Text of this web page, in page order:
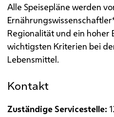
Alle Speisepläne werden
Regionalität und ein hoher
wichtigsten Kriterien bei
Lebensmittel.
Kontakt
Zuständige Servicestelle: